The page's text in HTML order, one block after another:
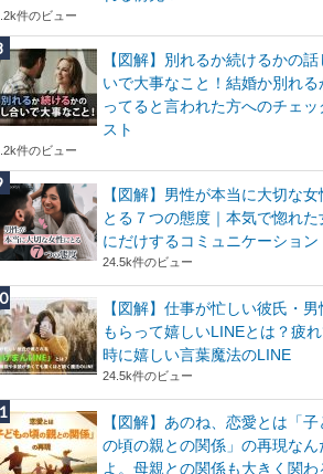
件のビュー
【図解】別れるか続けるかの話
いで大事なこと！結婚か別れる
ってると言われた方へのチェッ
スト
件のビュー
【図解】男性が本当に大切な女
とる７つの態度｜本気で惚れた
にだけするコミュニケーション
24.5k件のビュー
【図解】仕事が忙しい彼氏・男
もらって嬉しいLINEとは？疲
時に嬉しい言葉魔法のLINE
24.5k件のビュー
【図解】あのね、恋愛とは「子
の頃の親との関係」の再現なん
よ。母親との関係も大きく関わ